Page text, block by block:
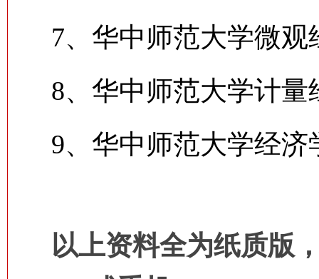
7、华中师范大学微观
8、华中师范大学计量
9、华中师范大学经济
以上资料全为纸质版